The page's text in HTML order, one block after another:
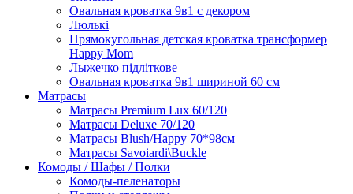
Овальная кроватка 9в1 с декором
Люлькі
Прямокугольная детская кроватка трансформер
Happy Mom
Лыжечко підліткове
Овальная кроватка 9в1 шириной 60 см
Матрасы
Матрасы Premium Lux 60/120
Матрасы Deluxe 70/120
Матрасы Blush/Happy 70*98см
Матрасы Savoiardi\Buckle
Комоды / Шафы / Полки
Комоды-пеленаторы